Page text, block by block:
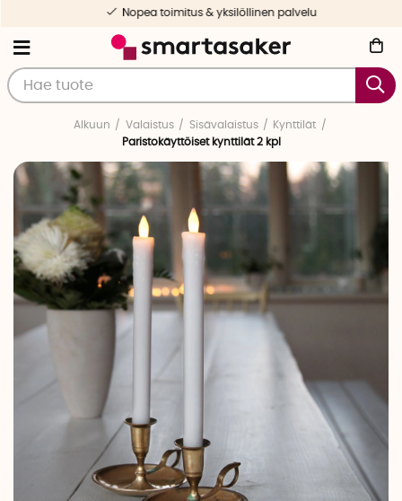
Nopea toimitus & yksilöllinen palvelu
Alkuun Valaistus Sisävalaistus
Kynttilät
Paristokäyttöiset kynttilät 2 kpl